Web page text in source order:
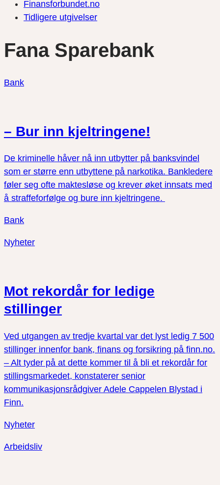
Finansforbundet.no
Tidligere utgivelser
Fana Sparebank
Bank
– Bur inn kjeltringene!
De kriminelle håver nå inn utbytter på banksvindel
som er større enn utbyttene på narkotika. Bankledere
føler seg ofte maktesløse og krever øket innsats med
å straffeforfølge og bure inn kjeltringene.
Bank
Nyheter
Mot rekordår for ledige
stillinger
Ved utgangen av tredje kvartal var det lyst ledig 7 500
stillinger innenfor bank, finans og forsikring på finn.no.
– Alt tyder på at dette kommer til å bli et rekordår for
stillingsmarkedet, konstaterer senior
kommunikasjonsrådgiver Adele Cappelen Blystad i
Finn.
Nyheter
Arbeidsliv